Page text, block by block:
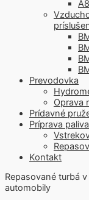
Prevodovka
Oprava
Prídavné
Príprava paliva
Kontakt
Repasované turbá
automobily